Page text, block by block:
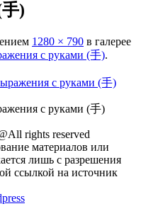
)
1280 × 790 в галерее
с руками (手).
с руками (手)
rights reserved
материалов или
лишь с разрешения
ссылкой на источник